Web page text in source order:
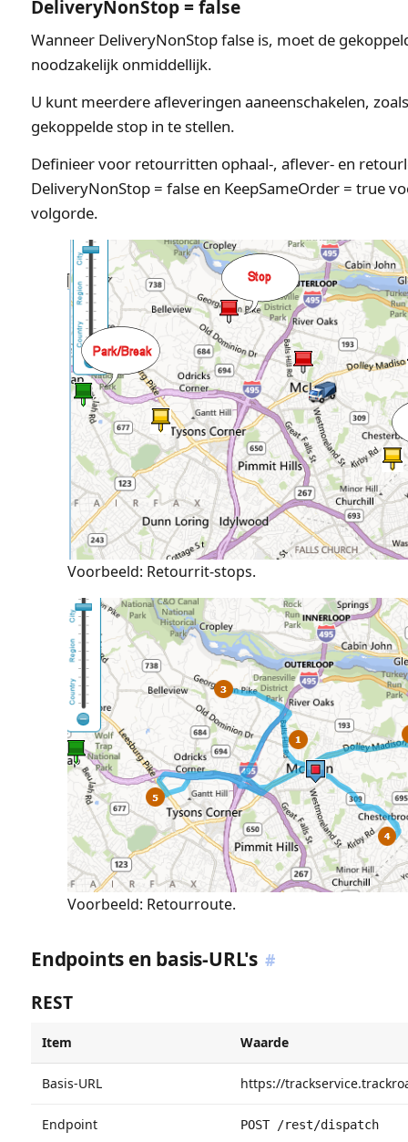
DeliveryNonStop = false
Wanneer DeliveryNonStop false is, moet de
noodzakelijk onmiddellijk.
U kunt meerdere afleveringen aaneenschakelen,
gekoppelde stop in te stellen.
Definieer voor retourritten ophaal-, aflever- en
DeliveryNonStop = false en KeepSameOrder = true
volgorde.
Voorbeeld: Retourrit-stops.
Voorbeeld: Retourroute.
Endpoints en basis-URL's #
REST
Item Waarde
Basis-URL https://
Endpoint POST /rest/dispatch